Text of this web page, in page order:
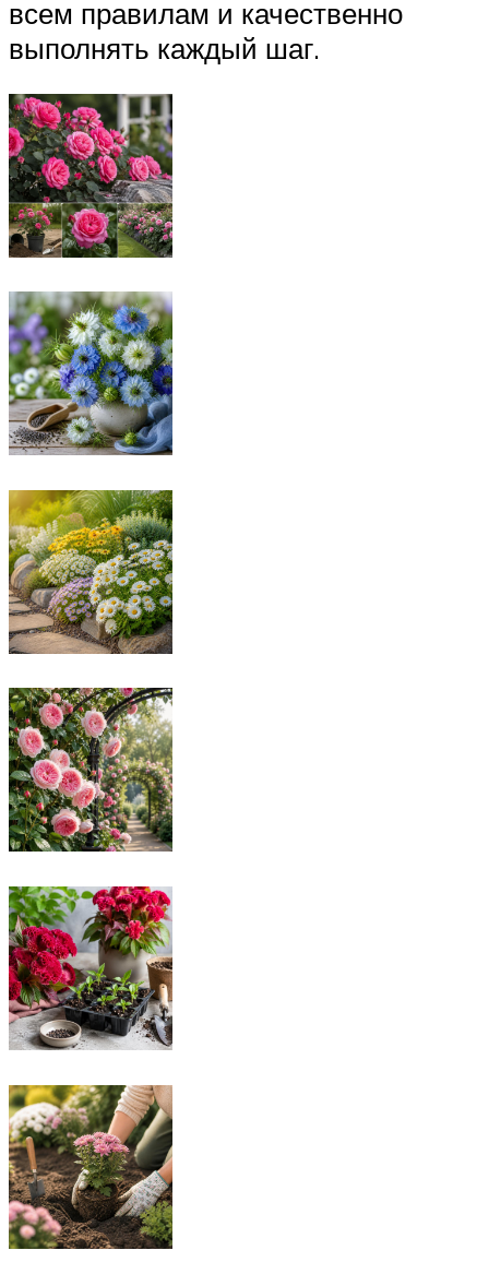
всем правилам и качественно
выполнять каждый шаг.